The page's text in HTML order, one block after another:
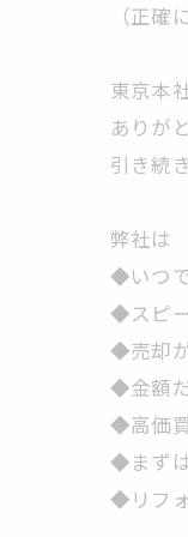
（正確
東京本
ありが
引き続
弊社は
◆いつ
◆スピ
◆売却
◆金額
◆高価
◆まず
◆リフ